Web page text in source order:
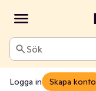
Sök
Logga in Skapa konto